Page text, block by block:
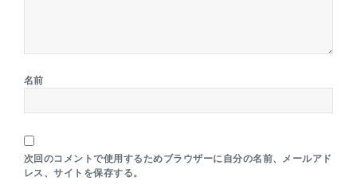
名前
次回のコメントで使用するためブラウザーに自分の名前、メールアド
レス、サイトを保存する。